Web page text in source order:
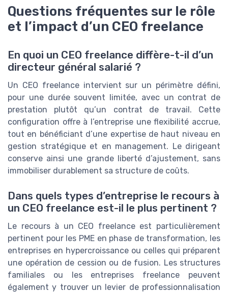
Questions fréquentes sur le rôle
et l’impact d’un CEO freelance
En quoi un CEO freelance diffère-t-il d’un
directeur général salarié ?
Un CEO freelance intervient sur un périmètre défini,
pour une durée souvent limitée, avec un contrat de
prestation plutôt qu’un contrat de travail. Cette
configuration offre à l’entreprise une flexibilité accrue,
tout en bénéficiant d’une expertise de haut niveau en
gestion stratégique et en management. Le dirigeant
conserve ainsi une grande liberté d’ajustement, sans
immobiliser durablement sa structure de coûts.
Dans quels types d’entreprise le recours à
un CEO freelance est-il le plus pertinent ?
Le recours à un CEO freelance est particulièrement
pertinent pour les PME en phase de transformation, les
entreprises en hypercroissance ou celles qui préparent
une opération de cession ou de fusion. Les structures
familiales ou les entreprises freelance peuvent
également y trouver un levier de professionnalisation